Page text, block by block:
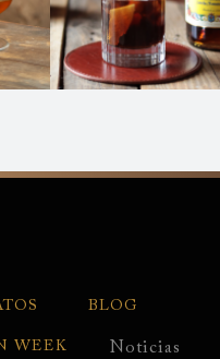
WEEK
BLOG
Noticias